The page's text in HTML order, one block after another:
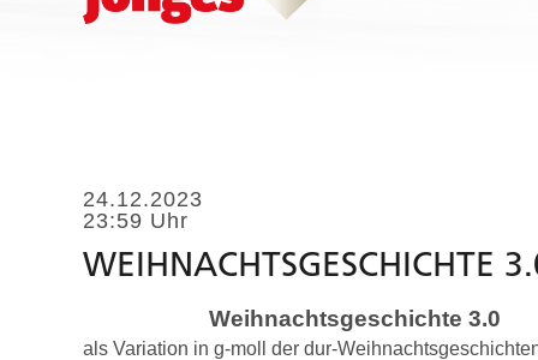
24.12.2023
23:59 Uhr
WEIHNACHTSGESCHICHTE
Weihnachtsgeschichte 3.0
als Variation in g-moll der dur-